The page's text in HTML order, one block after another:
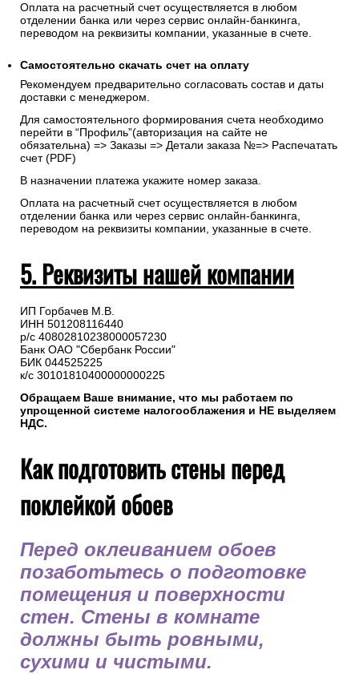
Оплата на расчетный счет осуществляется в любом
отделении банка или через сервис онлайн-банкинга,
переводом на реквизиты компании, указанные в счете.
Самостоятельно скачать счет на оплату
Рекомендуем предварительно согласовать состав и даты
доставки с менеджером.
Для самостоятельного формирования счета необходимо
перейти в “Профиль”(авторизация на сайте не
обязательна) => Заказы => Детали заказа №=> Распечатать
счет (PDF)
В назначении платежа укажите номер заказа.
Оплата на расчетный счет осуществляется в любом
отделении банка или через сервис онлайн-банкинга,
переводом на реквизиты компании, указанные в счете.
5. Реквизиты нашей компании
ИП Горбачев М.В.
ИНН 501208116440
р/с 40802810238000057230
Банк ОАО "Сбербанк России"
БИК 044525225
к/с 30101810400000000225
Обращаем Ваше внимание, что мы работаем по
упрощенной системе налогооблажения и НЕ выделяем
НДС.
Как подготовить стены перед
поклейкой обоев
Перед оклеиванием обоев
позаботьтесь о подготовке
помещения и поверхности
стен. Стены в комнате
должны быть ровными,
сухими и чистыми.